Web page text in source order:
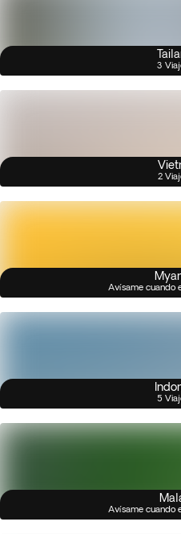
3
2
Avísame cuando
5
Avísame cuando